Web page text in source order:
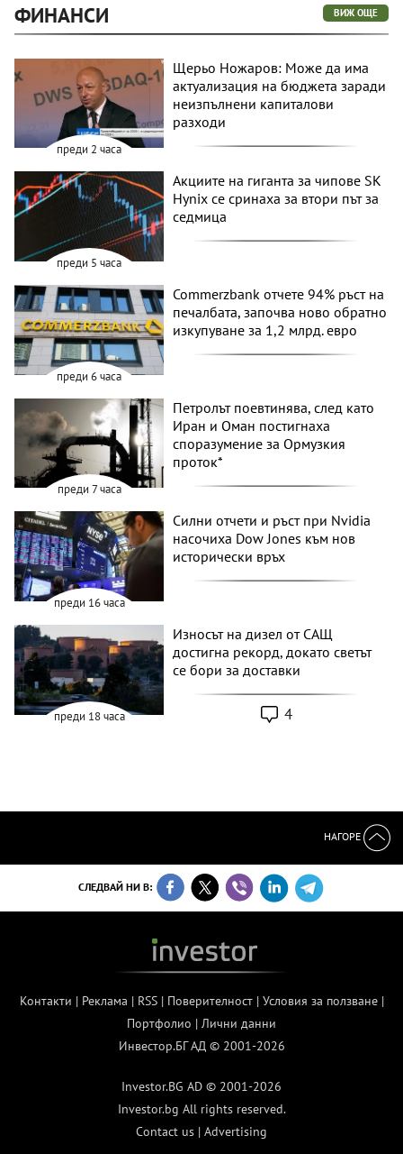
ФИНАНСИ ВИЖ ОЩЕ
преди 2 часа
Щерьо Ножаров: Може да има
актуализация на бюджета заради
неизпълнени капиталови
разходи
преди 5 часа
Акциите на гиганта за чипове SK
Hynix се сринаха за втори път за
седмица
преди 6 часа
Commerzbank отчете 94% ръст на
печалбата, започва ново обратно
изкупуване за 1,2 млрд. евро
преди 7 часа
Петролът поевтинява, след като
Иран и Оман постигнаха
споразумение за Ормузкия
проток*
преди 16 часа
Силни отчети и ръст при Nvidia
насочиха Dow Jones към нов
исторически връх
преди 18 часа
Износът на дизел от САЩ
достигна рекорд, докато светът
се бори за доставки
4
НАГОРЕ
СЛЕДВАЙ НИ В:
Контакти | Реклама | RSS| Поверителност| Условия за ползване|
Портфолио | Лични данни
Инвестор.БГ АД © 2001-2026
Investor.BG AD © 2001-2026
Investor.bg All rights reserved.
Contact us | Advertising